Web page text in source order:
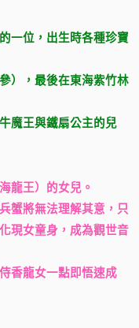
一位，出生時各種珍寶
），最後在東海紫竹林
魔王與鐵扇公主的兒
龍王）的女兒。
蟹將無法理解其意，只
現女童身，成為觀世音
香龍女一點即悟速成